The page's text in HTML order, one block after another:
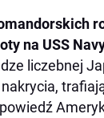
na USS
liczebnej